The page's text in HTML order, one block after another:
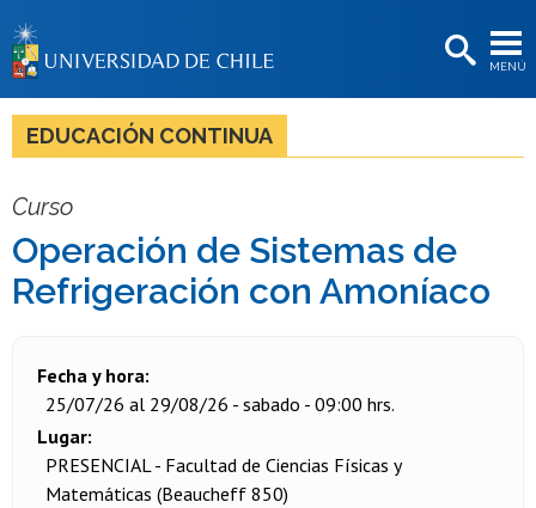
MENÚ
BIBLIOTECAS
LA UNIVERSIDAD
Académicas/os
EDUCACIÓN CONTINUA
Curso
Operación de Sistemas de
Refrigeración con Amoníaco
Fecha y hora
25/07/26 al 29/08/26 - sabado - 09:00 hrs.
Lugar
PRESENCIAL - Facultad de Ciencias Físicas y
Matemáticas (Beaucheff 850)